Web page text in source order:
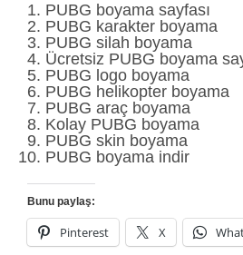
PUBG boyama sayfası
PUBG karakter boyama
PUBG silah boyama
Ücretsiz PUBG boyama
PUBG logo boyama
PUBG helikopter boyama
PUBG araç boyama
Kolay PUBG boyama
PUBG skin boyama
PUBG boyama indir
Bunu paylaş:
Pinterest X